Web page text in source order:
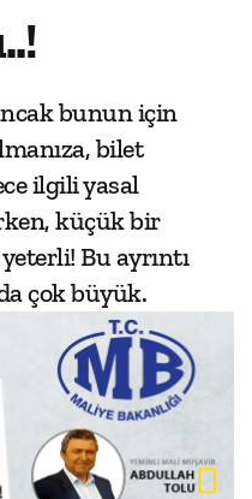
bunun için
bilet
ilgili yasal
küçük bir
Bu ayrıntı
çok büyük.